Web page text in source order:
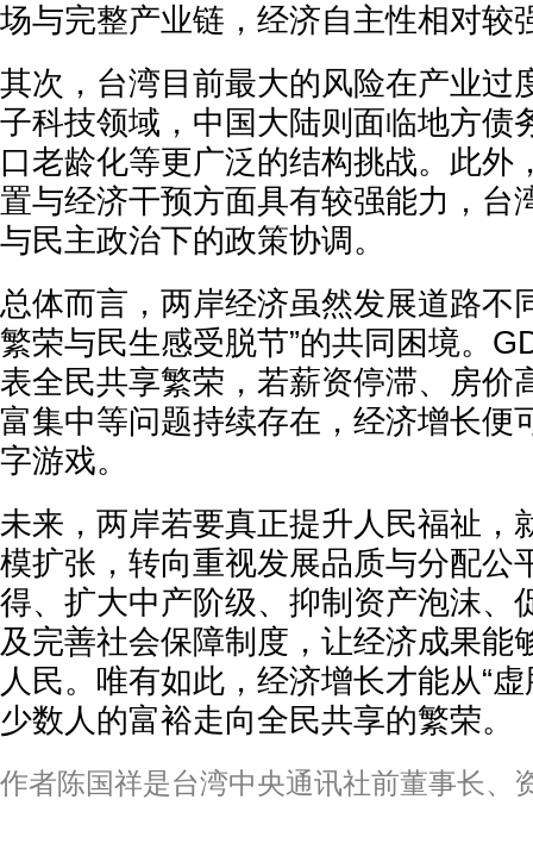
场与完整产业链，经济自主性相对较
其次，台湾目前最大的风险在产业过
子科技领域，中国大陆则面临地方债
口老龄化等更广泛的结构挑战。此外
置与经济干预方面具有较强能力，台
与民主政治下的政策协调。
总体而言，两岸经济虽然发展道路不
繁荣与民生感受脱节”的共同困境。
表全民共享繁荣，若薪资停滞、房价
富集中等问题持续存在，经济增长便
字游戏。
未来，两岸若要真正提升人民福祉，
模扩张，转向重视发展品质与分配公
得、扩大中产阶级、抑制资产泡沫、
及完善社会保障制度，让经济成果能
人民。唯有如此，经济增长才能从“虚
少数人的富裕走向全民共享的繁荣。
作者陈国祥是台湾中央通讯社前董事长、